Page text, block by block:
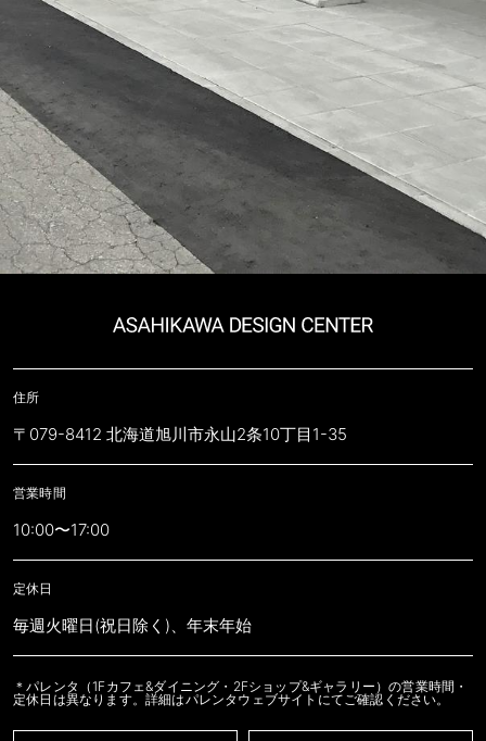
住所
〒079-8412 北海道旭川市永山2条10丁目1-35
営業時間
10:00〜17:00
定休日​
毎週火曜日(祝日除く)、年末年始
＊パレンタ（1Fカフェ&ダイニング・2Fショップ&ギャラリー）の営業時間・
定休日は異なります。詳細はパレンタウェブサイトにてご確認ください。